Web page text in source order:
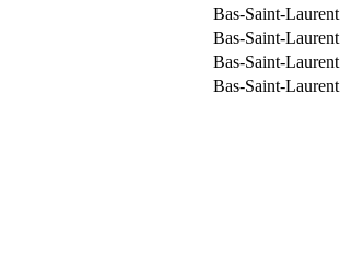
Bas-Saint-Laurent
Bas-Saint-Laurent
Bas-Saint-Laurent
Bas-Saint-Laurent